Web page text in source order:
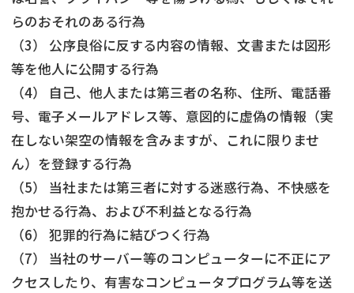
らのおそれのある行為
（3） 公序良俗に反する内容の情報、文書または図形
等を他人に公開する行為
（4） 自己、他人または第三者の名称、住所、電話番
号、電子メールアドレス等、意図的に虚偽の情報（実
在しない架空の情報を含みますが、これに限りませ
ん）を登録する行為
（5） 当社または第三者に対する迷惑行為、不快感を
抱かせる行為、および不利益となる行為
（6） 犯罪的行為に結びつく行為
（7） 当社のサーバー等のコンピューターに不正にア
クセスしたり、有害なコンピュータプログラム等を送